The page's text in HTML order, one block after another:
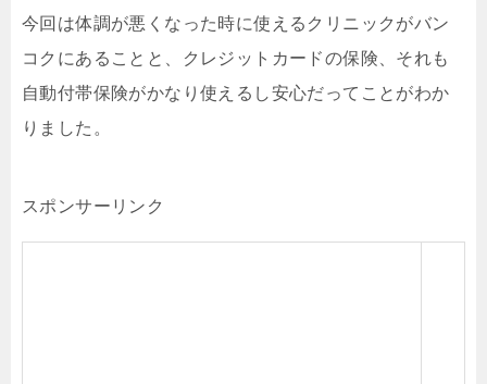
今回は体調が悪くなった時に使えるクリニックがバン
コクにあることと、クレジットカードの保険、それも
自動付帯保険がかなり使えるし安心だってことがわか
りました。
スポンサーリンク